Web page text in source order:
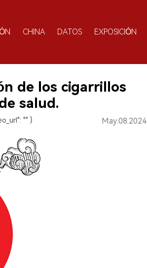
CHINA DATOS EXPOSICIÓN
de los cigarrillos
salud.
"" } May.08.2024